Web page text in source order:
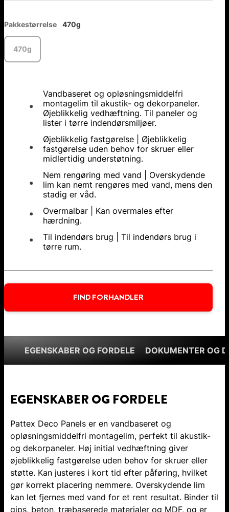
Pakkestørrelse 470g
470g
Vandbaseret og opløsningsmiddelfri
montagelim til akustik- og dekorpaneler.
Øjeblikkelig vedhæftning. Til paneler og
lister i tørre indendørsmiljøer.
Øjeblikkelig fastgørelse | Øjeblikkelig
fastgørelse uden behov for skruer eller
midlertidig understøtning.
Nem rengøring med vand | Overskydende
lim kan nemt rengøres med vand, mens den
stadig er våd.
Overmalbar | Kan overmales efter
hærdning.
Til indendørs brug | Til indendørs brug i
tørre rum.
FIND FORHANDLER
EGENSKABER OG FORDELE DOKUMENTER OG
EGENSKABER OG FORDELE
Pattex Deco Panels er en vandbaseret og
opløsningsmiddelfri montagelim, perfekt til akustik-
og dekorpaneler. Høj initial vedhæftning giver
øjeblikkelig fastgørelse uden behov for skruer eller
støtte. Kan justeres i kort tid efter påføring, hvilket
gør korrekt placering nemmere. Overskydende lim
kan let fjernes med vand for et rent resultat. Binder til
gips, beton, træbaserede materialer og MDF, og er